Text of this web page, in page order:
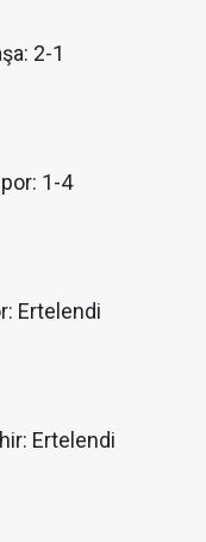
2-1
1-4
Ertelendi
Ertelendi